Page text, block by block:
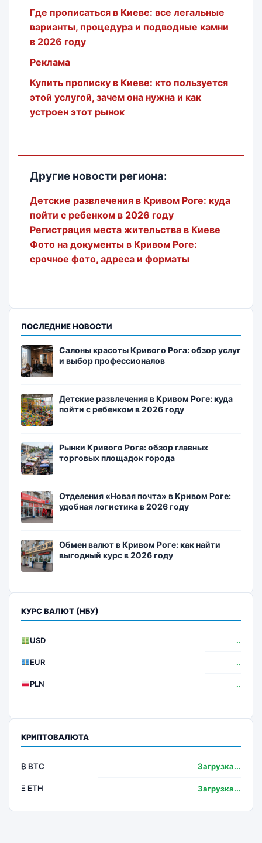
Где прописаться в Киеве: все легальные
варианты, процедура и подводные камни
в 2026 году
Реклама
Купить прописку в Киеве: кто пользуется
этой услугой, зачем она нужна и как
устроен этот рынок
Другие новости региона:
Детские развлечения в Кривом Роге: куда
пойти с ребенком в 2026 году
Регистрация места жительства в Киеве
Фото на документы в Кривом Роге:
срочное фото, адреса и форматы
ПОСЛЕДНИЕ НОВОСТИ
Салоны красоты Кривого Рога: обзор услуг
и выбор профессионалов
Детские развлечения в Кривом Роге: куда
пойти с ребенком в 2026 году
Рынки Кривого Рога: обзор главных
торговых площадок города
Отделения «Новая почта» в Кривом Роге:
удобная логистика в 2026 году
Обмен валют в Кривом Роге: как найти
выгодный курс в 2026 году
КУРС ВАЛЮТ (НБУ)
USD ..
EUR ..
PLN ..
КРИПТОВАЛЮТА
₿ BTC Загрузка...
Ξ ETH Загрузка...